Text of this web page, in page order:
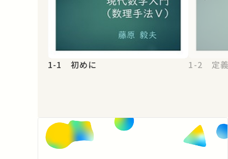
1-1 初めに 1-2 定